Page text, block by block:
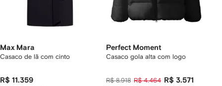
Max Mara
Casaco de lã com cinto
R$ 11.359
Perfect Moment
Casaco gola alta com logo
R$ 8.918 R$ 4.464 R$ 3.571